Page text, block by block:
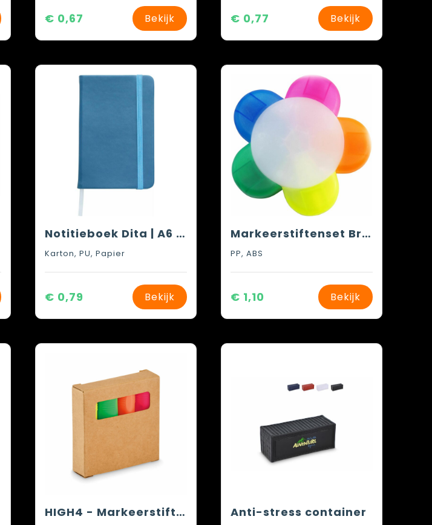
€ 0,67 Bekijk € 0,77 Bekijk
Notitieboek Dita | A6 | Gelinieerd
Karton, PU, Papier
€ 0,79 Bekijk
Markeerstiftenset Brodie | Kunststof | 5 kleuren
PP, ABS
€ 1,10 Bekijk
HIGH4 - Markeerstiften set Anti-stress container